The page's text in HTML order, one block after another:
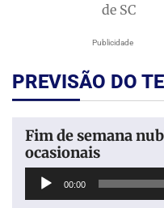
Publicidade
de SC
PREVISÃO DO
Fim de semana
ocasionais
Tocador
00:00